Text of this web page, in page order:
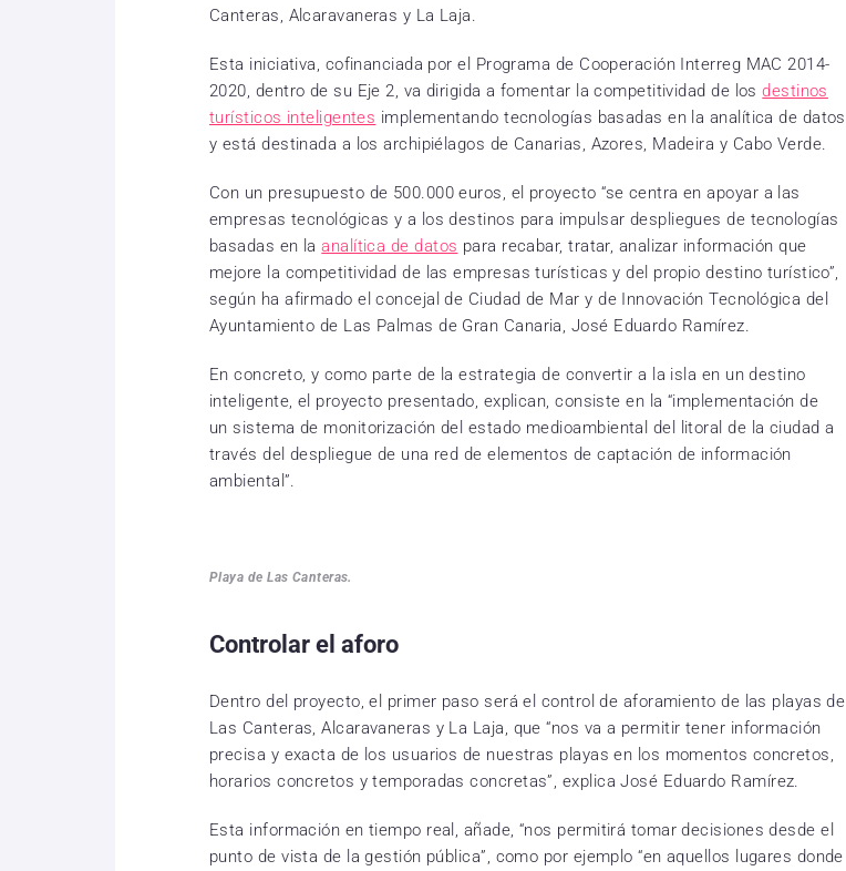
Canteras, Alcaravaneras y La Laja.
Esta iniciativa, cofinanciada por el Programa de Cooperación Interreg MAC 2014-
2020, dentro de su Eje 2, va dirigida a fomentar la competitividad de losdestinos
turísticos inteligentes implementando tecnologías basadas en la analítica de datos
y está destinada a los archipiélagos de Canarias, Azores, Madeira y Cabo Verde.
Con un presupuesto de 500.000 euros, el proyecto “se centra en apoyar a las
empresas tecnológicas y a los destinos para impulsar despliegues de tecnologías
basadas en laanalítica de datos para recabar, tratar, analizar información que
mejore la competitividad de las empresas turísticas y del propio destino turístico”,
según ha afirmado el concejal de Ciudad de Mar y de Innovación Tecnológica del
Ayuntamiento de Las Palmas de Gran Canaria, José Eduardo Ramírez.
En concreto, y como parte de la estrategia de convertir a la isla en un destino
inteligente, el proyecto presentado, explican, consiste en la “implementación de
un sistema de monitorización del estado medioambiental del litoral de la ciudad a
través del despliegue de una red de elementos de captación de información
ambiental”.
Playa de Las Canteras.
Controlar el aforo
Dentro del proyecto, el primer paso será el control de aforamiento de las playas de
Las Canteras, Alcaravaneras y La Laja, que “nos va a permitir tener información
precisa y exacta de los usuarios de nuestras playas en los momentos concretos,
horarios concretos y temporadas concretas”, explica José Eduardo Ramírez.
Esta información en tiempo real, añade, “nos permitirá tomar decisiones desde el
punto de vista de la gestión pública”, como por ejemplo “en aquellos lugares donde